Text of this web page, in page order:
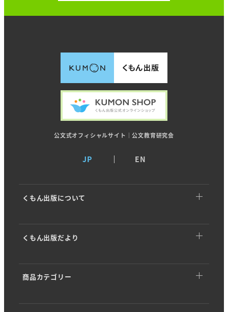
公文式オフィシャルサイト｜公文教育研究会
JP EN
くもん出版について
くもん出版だより
商品カテゴリー